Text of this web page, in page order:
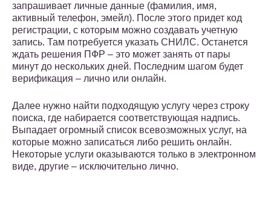
запрашивает личные данные (фамилия, имя,
активный телефон, эмейл). После этого придет код
регистрации, с которым можно создавать учетную
запись. Там потребуется указать СНИЛС. Останется
ждать решения ПФР – это может занять от пары
минут до нескольких дней. Последним шагом будет
верификация – лично или онлайн.
Далее нужно найти подходящую услугу через строку
поиска, где набирается соответствующая надпись.
Выпадает огромный список всевозможных услуг, на
которые можно записаться либо решить онлайн.
Некоторые услуги оказываются только в электронном
виде, другие – исключительно лично.